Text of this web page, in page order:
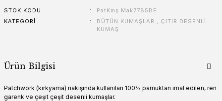
STOK KODU
PatKmş Mak7785BE
KATEGORI
BÜTÜN KUMAŞLAR , ÇITIR DESENLİ
KUMAŞ
Ürün Bilgisi
Patchwork (kırkyama) nakışında kullanılan 100% pamuktan imal edilen, ren
garenk ve çeşit çeşit desenli kumaşlar.